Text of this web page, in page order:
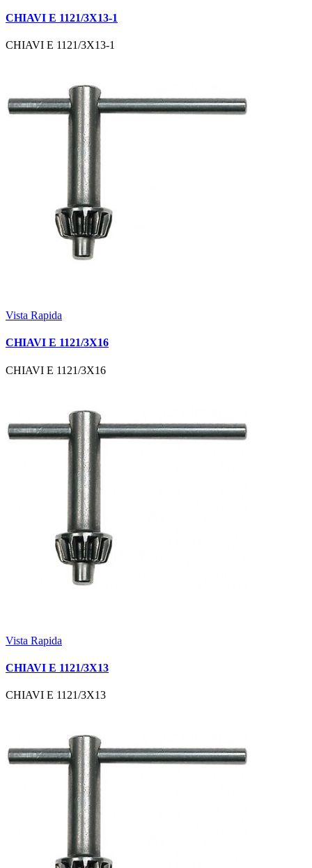
CHIAVI E 1121/3X13-1
CHIAVI E 1121/3X13-1
Vista Rapida
CHIAVI E 1121/3X16
CHIAVI E 1121/3X16
Vista Rapida
CHIAVI E 1121/3X13
CHIAVI E 1121/3X13